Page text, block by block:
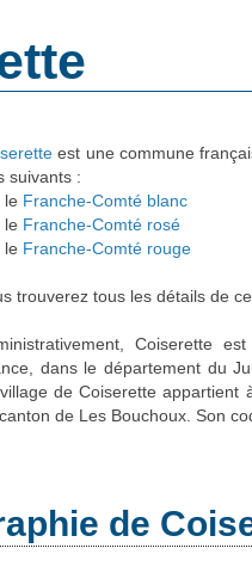
est une commune
suivants :
Franche-Comté blanc
Franche-Comté rosé
Franche-Comté rouge
trouverez tous les détails de
Coiserette
dans le département du
de Coiserette appartient
de Les Bouchoux. Son
de